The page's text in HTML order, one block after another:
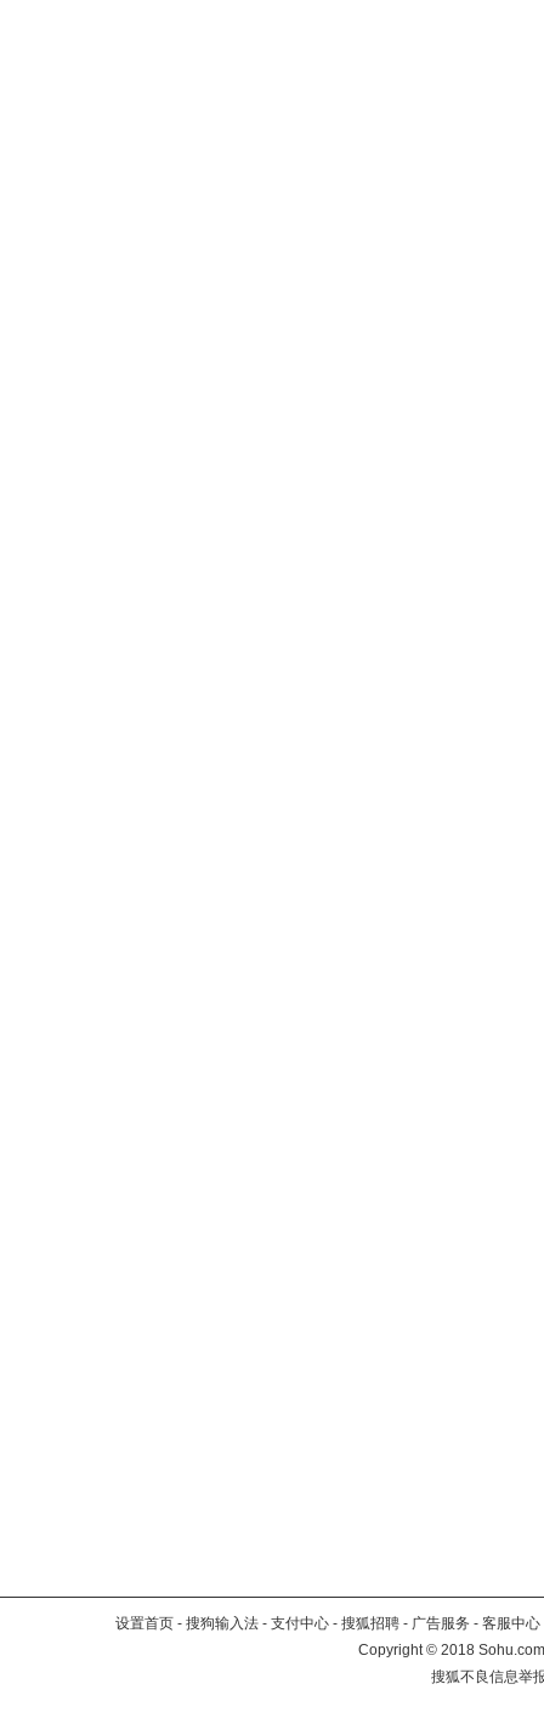
设置首页 - 搜狗输入法 - 支付中心 - 搜狐招聘 - 广告服务 - 客服中心
Copyright©2018
搜狐不良信息举